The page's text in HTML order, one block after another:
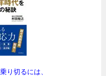
り切るには、